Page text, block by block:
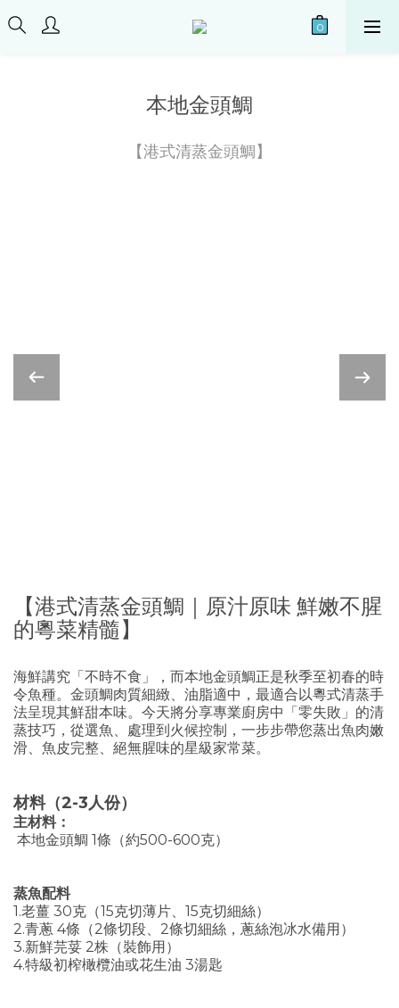
本地金頭鯛
【港式清蒸金頭鯛】
【港式清蒸金頭鯛｜原汁原味 鮮嫩不腥
的粵菜精髓】
海鮮講究「不時不食」，而本地金頭鯛正是秋季至初春的時
令魚種。金頭鯛肉質細緻、油脂適中，最適合以粵式清蒸手
法呈現其鮮甜本味。今天將分享專業廚房中「零失敗」的清
蒸技巧，從選魚、處理到火候控制，一步步帶您蒸出魚肉嫩
滑、魚皮完整、絕無腥味的星級家常菜。
材料（2-3人份）
主材料：
本地金頭鯛 1條（約500-600克）
蒸魚配料
1.老薑 30克（15克切薄片、15克切細絲）
2.青蔥 4條（2條切段、2條切細絲，蔥絲泡冰水備用）
3.新鮮芫荽 2株（裝飾用）
4.特級初榨橄欖油或花生油 3湯匙